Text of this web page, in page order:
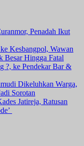
Penadah Ikut
Kesbangpol, Wawan
Besar Hingga Fatal
?, ke Pendekar Bar &
Dikeluhkan Warga,
Sorotan
Jatireja, Ratusan